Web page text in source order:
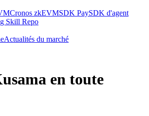
Cronos zkEVMSDK PaySDK d'agent
Skill Repo
Actualités du marché
en toute